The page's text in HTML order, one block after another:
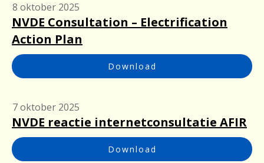
8 oktober 2025
NVDE Consultation – Electrification
Action Plan
Download
7 oktober 2025
NVDE reactie internetconsultatie AFIR
Download